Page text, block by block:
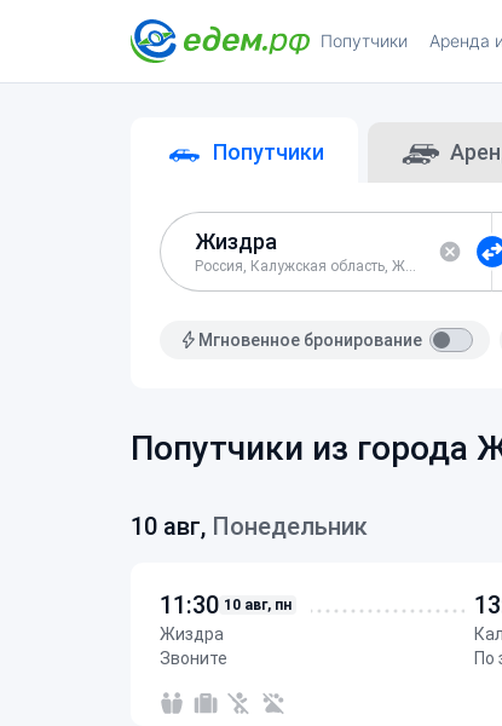
Попутчики Аренда
Попутчики
Россия, Калужская область, Жиздринский район
Мгновенное бронирование
Попутчики из города
10 авг, Понедельник
11:30 10 авг, пн
Жиздра
Звоните
По